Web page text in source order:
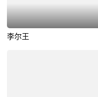
李尔王